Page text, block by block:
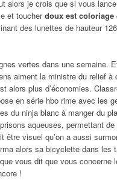
alors je crois que si vous
et toucherdoux est
des lunettes de hauteur
vertes dans une semaine.
aiment la ministre du relief à
alors plus d’économies.
en série hbo rime avec les
du ninja blanc à manger du
aqueuses, permettant de
être visuel qu’on a aussi
alors sa bicyclette dans les
vous dit que vous concerne
!